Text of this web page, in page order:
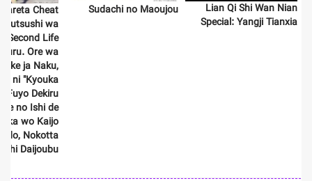
Lian Qi Shi Wan Nian
Special: Yangji Tianxia
Sudachi no Maoujou
Cheat
wa
Second Life
Ore wa
ja Naku,
ni "Kyouka
Fuyo Dekiru
no Ishi de
wo Kaijo
Nokotta
Daijoubu?